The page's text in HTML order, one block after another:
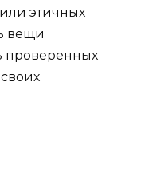
этичных
вещи
проверенных